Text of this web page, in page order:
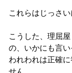
これらはじっさい
こうした、理屈
の、いかにも言い
われわれは正確